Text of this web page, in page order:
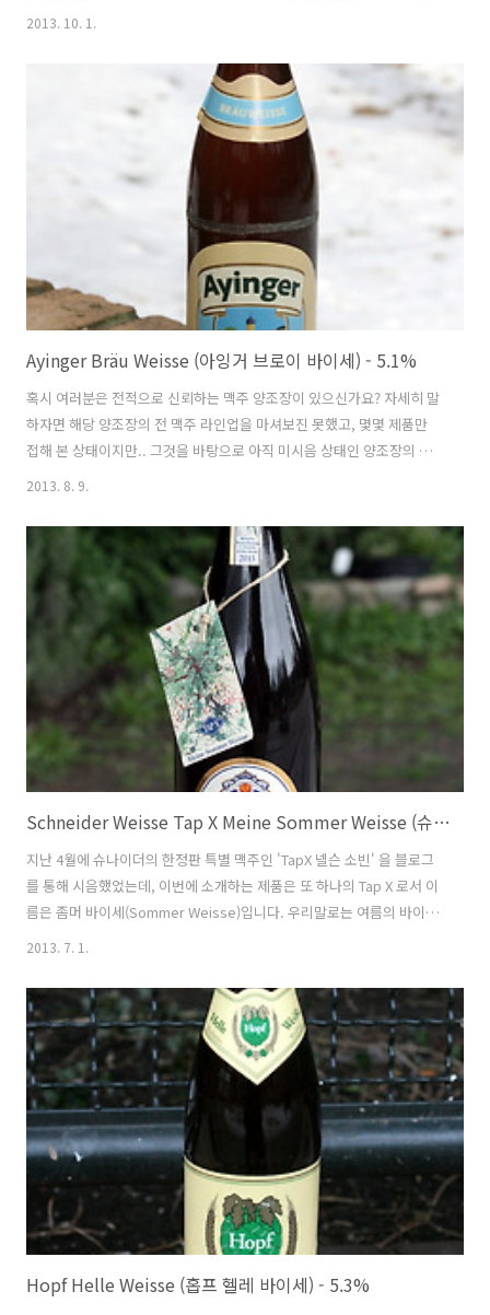
슈테른 바이세가 처음 등장했을 당시 학커-프쇼르가 '내 인생의 별과 같
(Hacker-Pschorr)는 총 4 종류의 바이젠을 생산하는데 헤페-바이젠, 둔
켈-바이젠, 라이트-바이젠, 슈테른-바이젠으로 헤페-둔켈-Light 사이에
는 어떤 차이가 있을지 바로 아시겠지만, 슈테른-바이세(Sternweisse)
는 무슨 차이인지 궁금해하실 거라 봅니다. - 블로그에 리뷰된 학커-프쇼
르(Hacker-Pschorr)의 맥주..
2013. 10. 1.
Ayinger Bräu Weisse (아잉거 브로이 바이세) - 5.1%
혹시 여러분은 전적으로 신뢰하는 맥주 양조장이 있으신가요? 자세히 말
하자면 해당 양조장의 전 맥주 라인업을 마셔보진 못했고, 몇몇 제품만
접해 본 상태이지만.. 그것을 바탕으로 아직 미시음 상태인 양조장의 다
른 맥주들도 분명 훌륭할거란.. 막연하지만 경험적으로 얻은 신뢰 같은
다. 간판 맥주인 '셀러브레이터 복' 이나 '우어-바이세' 를 마셨을 땐, 느
낌있고 괜찮다라는 정도의 감흥을 받았었지만.. 스타일 때문에 큰 기대
안 했던 엑스포트(Export) 라거를 참 맛있게 뽑아내는 것을 직접 확인하
고는 반해버렸네요. - 블로그에 리뷰된 아잉거(Ayinger) 양조장의 맥주
들- Ayinger Celebrator (아잉거 셀러브레이터) -..
2013. 8. 9.
Schneider Weisse Tap X Meine Sommer Weisse (슈나이더 바이세 탭 X 마이네 좀머 바이세) - 5.4%
지난 4월에 슈나이더의 한정판 특별 맥주인 'TapX 넬슨 소빈' 을 블로그
를 통해 시음했었는데, 이번에 소개하는 제품은 또 하나의 Tap X 로서 이
름은 좀머 바이세(Sommer Weisse)입니다. 우리말로는 여름의 바이스
비어(Summer Weisse)라는 뜻으로 여름이 한창인 7월의 오늘에 딱 어
스타일의 맥주자체가 여름에 많이 찾는 특성을 지녔기때문에 밀맥주의
명가인 슈나이더에서 어떻게 여름에 더 어울리게 제작했을지 결과가 주
목됩니다. - 블로그에 리뷰된 슈나이더(Schneider)의 바이스비어들 -
Schneider Aventinus Bock (슈나이더바이스 아벤티누스 복비어) -
8.2% - 2009.06.28 Schneider ..
2013. 7. 1.
Hopf Helle Weisse (홉프 헬레 바이세) - 5.3%